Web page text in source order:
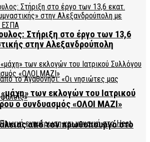
Στήριξη στο έργο των 13,6
από τον πρωθυπουργό στο
στην Αλεξανδρούπολη
των εκλογών του Ιατρικού
ο συνδυασμός «ΟΛΟΙ ΜΑΖΙ»